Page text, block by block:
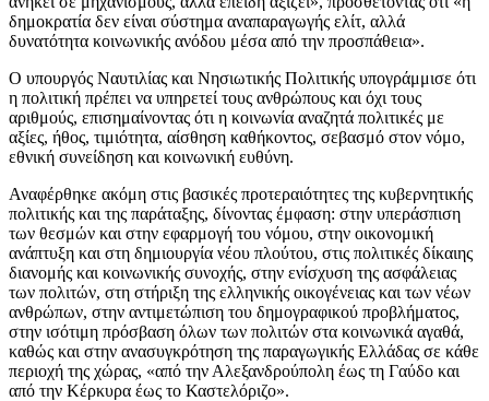
δημοκρατία δεν είναι σύστημα αναπαραγωγής ελίτ, αλλά
δυνατότητα κοινωνικής ανόδου μέσα από την προσπάθεια».
Ο υπουργός Ναυτιλίας και Νησιωτικής Πολιτικής υπογράμμισε ότι
η πολιτική πρέπει να υπηρετεί τους ανθρώπους και όχι τους
αριθμούς, επισημαίνοντας ότι η κοινωνία αναζητά πολιτικές με
αξίες, ήθος, τιμιότητα, αίσθηση καθήκοντος, σεβασμό στον νόμο,
εθνική συνείδηση και κοινωνική ευθύνη.
Αναφέρθηκε ακόμη στις βασικές προτεραιότητες της κυβερνητικής
πολιτικής και της παράταξης, δίνοντας έμφαση: στην υπεράσπιση
των θεσμών και στην εφαρμογή του νόμου, στην οικονομική
ανάπτυξη και στη δημιουργία νέου πλούτου, στις πολιτικές δίκαιης
διανομής και κοινωνικής συνοχής, στην ενίσχυση της ασφάλειας
των πολιτών, στη στήριξη της ελληνικής οικογένειας και των νέων
ανθρώπων, στην αντιμετώπιση του δημογραφικού προβλήματος,
στην ισότιμη πρόσβαση όλων των πολιτών στα κοινωνικά αγαθά,
καθώς και στην ανασυγκρότηση της παραγωγικής Ελλάδας σε κάθε
περιοχή της χώρας, «από την Αλεξανδρούπολη έως τη Γαύδο και
από την Κέρκυρα έως το Καστελόριζο».